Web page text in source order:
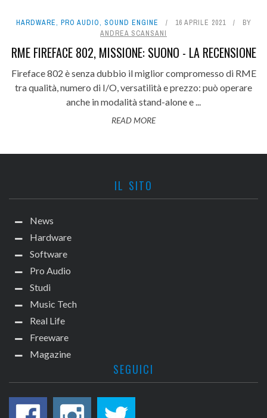
HARDWARE, PRO AUDIO, SOUND ENGINE 16 APRILE 2021
BY
ANDREA SCANSANI
RME FIREFACE 802, MISSIONE: SUONO - LA RECENSIONE
Fireface 802 è senza dubbio il miglior compromesso di RME
tra qualità, numero di I/O, versatilità e prezzo: può operare
anche in modalità stand-alone e ...
READ MORE
IL SITO
News
Hardware
Software
Pro Audio
Studi
Music Tech
Real Life
Freeware
Magazine
SEGUICI